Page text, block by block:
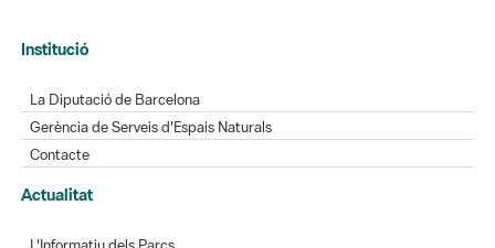
Gerència de Serveis d'Espais Naturals
Actualitat
L'Informatiu dels Parcs
Gaudim als Parcs